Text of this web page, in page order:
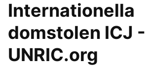
Internationella
domstolen ICJ -
UNRIC.org